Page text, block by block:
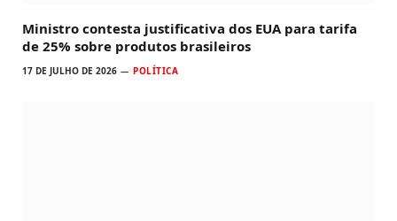
Ministro contesta justificativa dos EUA para tarifa
de 25% sobre produtos brasileiros
17 DE JULHO DE 2026 POLÍTICA